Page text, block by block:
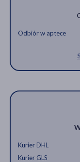
Odbiór w aptece
Kurier DHL
Kurier GLS